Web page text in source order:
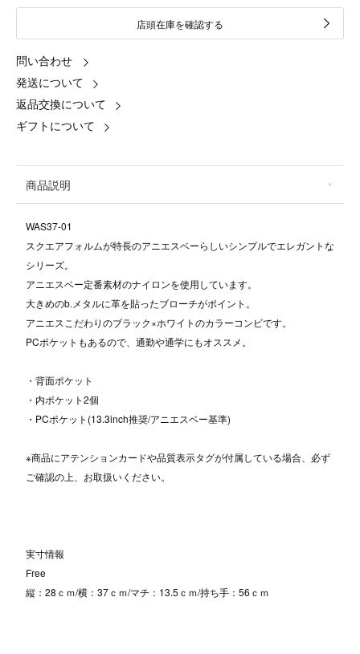
店頭在庫を確認する
問い合わせ
発送について
返品交換について
ギフトについて
商品説明
WAS37-01
スクエアフォルムが特長のアニエスベーらしいシンプルでエレガントな
シリーズ。
アニエスベー定番素材のナイロンを使用しています。
大きめのb.メタルに革を貼ったブローチがポイント。
アニエスこだわりのブラック×ホワイトのカラーコンビです。
PCポケットもあるので、通勤や通学にもオススメ。
・背面ポケット
・内ポケット2個
・PCポケット(13.3inch推奨/アニエスベー基準)
※商品にアテンションカードや品質表示タグが付属している場合、必ず
ご確認の上、お取扱いください。
実寸情報
Free
縦：28ｃｍ/横：37ｃｍ/マチ：13.5ｃｍ/持ち手：56ｃｍ